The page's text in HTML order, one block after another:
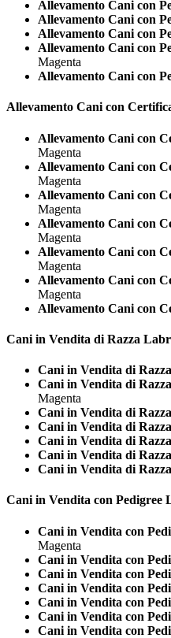
Allevamento Cani con
Allevamento Cani con
Allevamento Cani con
Allevamento Cani con
Magenta
Allevamento Cani con
Allevamento Cani con
Allevamento Cani con
Magenta
Allevamento Cani con
Magenta
Allevamento Cani con
Magenta
Allevamento Cani con
Magenta
Allevamento Cani con
Magenta
Allevamento Cani con
Magenta
Allevamento Cani con
Cani in Vendita di Razza
Cani in Vendita di
Cani in Vendita di
Magenta
Cani in Vendita di
Cani in Vendita di
Cani in Vendita di
Cani in Vendita di
Cani in Vendita di
Cani in Vendita con Pedigree
Cani in Vendita con
Magenta
Cani in Vendita con
Cani in Vendita con
Cani in Vendita con
Cani in Vendita con
Cani in Vendita con
Cani in Vendita con